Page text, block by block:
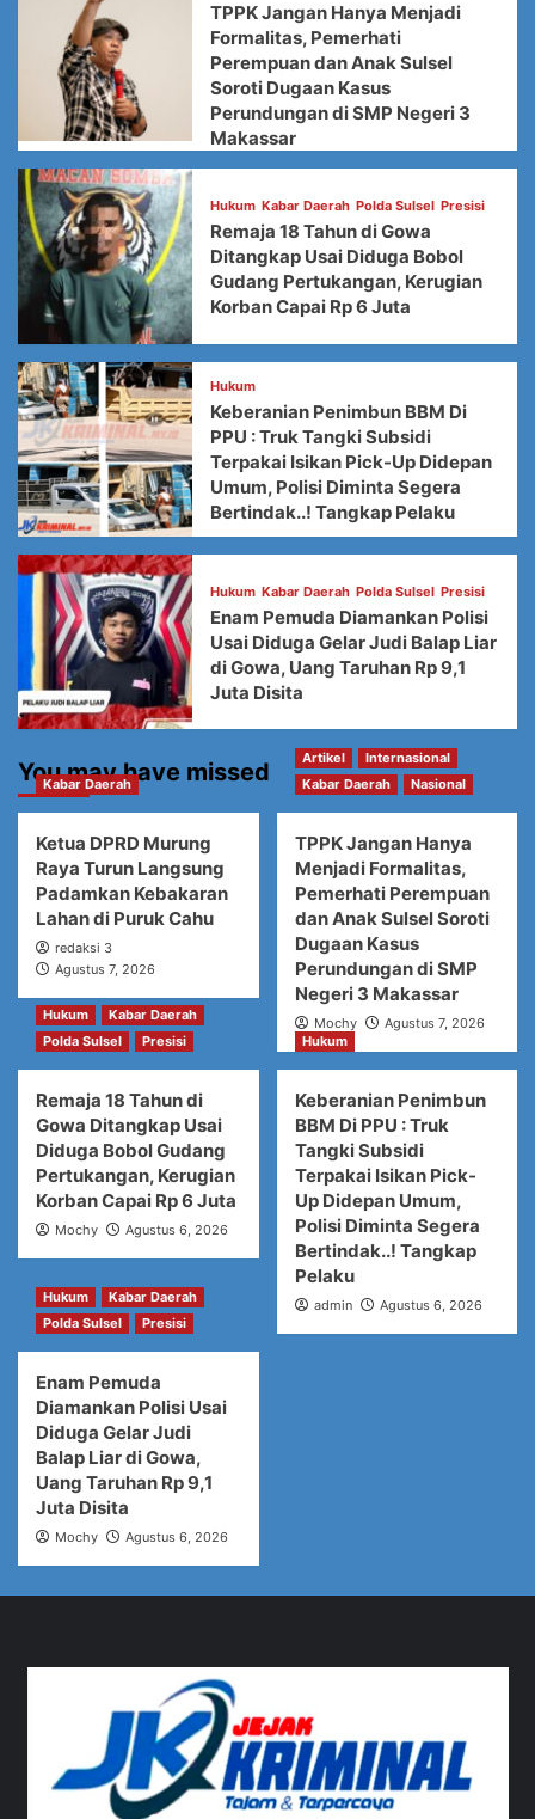
TPPK Jangan Hanya Menjadi
Formalitas, Pemerhati
Perempuan dan Anak Sulsel
Soroti Dugaan Kasus
Perundungan di SMP Negeri 3
Makassar
Hukum Kabar Daerah Polda Sulsel Presisi
Remaja 18 Tahun di Gowa
Ditangkap Usai Diduga Bobol
Gudang Pertukangan, Kerugian
Korban Capai Rp 6 Juta
Hukum
Keberanian Penimbun BBM Di
PPU : Truk Tangki Subsidi
Terpakai Isikan Pick-Up Didepan
Umum, Polisi Diminta Segera
Bertindak..! Tangkap Pelaku
Hukum Kabar Daerah Polda Sulsel Presisi
Enam Pemuda Diamankan Polisi
Usai Diduga Gelar Judi Balap Liar
di Gowa, Uang Taruhan Rp 9,1
Juta Disita
You may have missed
Kabar Daerah
Ketua DPRD Murung
Raya Turun Langsung
Padamkan Kebakaran
Lahan di Puruk Cahu
redaksi 3
Agustus 7, 2026
Artikel
Internasional
Kabar Daerah
Nasional
TPPK Jangan Hanya
Menjadi Formalitas,
Pemerhati Perempuan
dan Anak Sulsel Soroti
Dugaan Kasus
Perundungan di SMP
Negeri 3 Makassar
Mochy Agustus 7, 2026
Hukum
Kabar Daerah
Polda Sulsel
Presisi
Remaja 18 Tahun di
Gowa Ditangkap Usai
Diduga Bobol Gudang
Pertukangan, Kerugian
Korban Capai Rp 6 Juta
Mochy Agustus 6, 2026
Hukum
Keberanian Penimbun
BBM Di PPU : Truk
Tangki Subsidi
Terpakai Isikan Pick-
Up Didepan Umum,
Polisi Diminta Segera
Bertindak..! Tangkap
Pelaku
admin Agustus 6, 2026
Hukum
Kabar Daerah
Polda Sulsel
Presisi
Enam Pemuda
Diamankan Polisi Usai
Diduga Gelar Judi
Balap Liar di Gowa,
Uang Taruhan Rp 9,1
Juta Disita
Mochy Agustus 6, 2026